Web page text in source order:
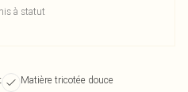
à statut
Matière tricotée douce